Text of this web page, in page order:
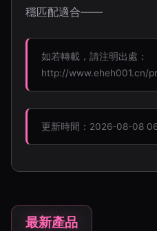
穩匹配適合——
如若轉載，請注明出處：
http://www.eheh001.cn/
更新時間：2026-08-08
最新產品